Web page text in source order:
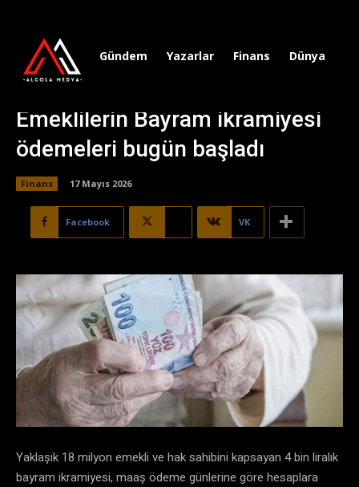
Gündem Yazarlar Finans Dünya
Emeklilerin Bayram ikramiyesi
ödemeleri bugün başladı
Finans 17 Mayıs 2026
Facebook VK
Yaklaşık 18 milyon emekli ve hak sahibini kapsayan 4 bin liralık
bayram ikramiyesi, maaş ödeme günlerine göre hesaplara